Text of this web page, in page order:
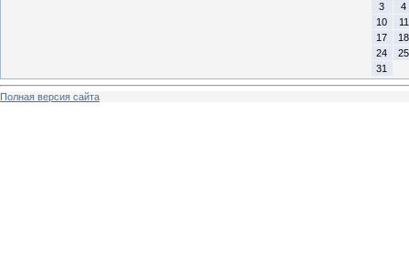
3
4
10
11
17
18
24
25
31
Полная версия сайта